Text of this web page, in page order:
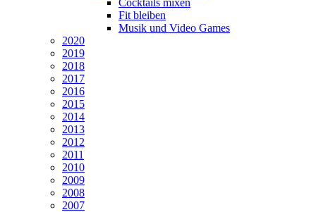
Fit bleiben
Musik und Video Games
2020
2019
2018
2017
2016
2015
2014
2013
2012
2011
2010
2009
2008
2007